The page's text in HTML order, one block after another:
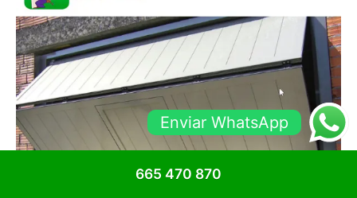
Enviar WhatsApp
665 470 870